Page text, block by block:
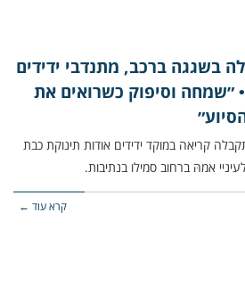
בשגגה ברכב, מתנדבי ידידים
״שמחה וסיפוק כשרואים את
(חמישי) בשעה 9:47 התקבלה קריאה במוקד ידידים אודות תינוקת כבת
אמהּ ברחוב סמילו בנתיבות.
קרא עוד ←